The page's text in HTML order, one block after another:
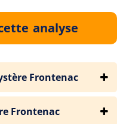
analyse
Frontenac
Frontenac